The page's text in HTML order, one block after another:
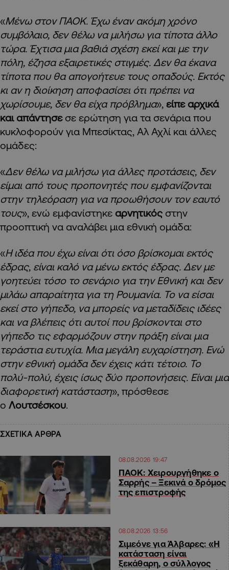
«Μένω στον ΠΑΟΚ. Έχω έναν ακόμη χρόνο
συμβόλαιο, δεν θέλω να μιλήσω για τίποτα άλλο
τώρα. Έχτισα μια βαθιά σχέση εκεί και με την
πόλη, έζησα εξαιρετικές στιγμές. Δεν θα έκανα
τίποτα που θα απογοήτευε τους οπαδούς. Εκτός
κι αν η διοίκηση αποφασίσει ότι πρέπει να
χωρίσουμε, δεν θα είχα πρόβλημα», είπε αρχικά
και απάντησεσε ερώτηση για τα σενάρια που
κυκλοφορούν για Μπεσίκτας, Αλ Αχλί και άλλες
ομάδες:
«Δεν θέλω να μιλήσω για άλλες προτάσεις, δεν
είμαι από τους προπονητές που εμφανίζονται
στην τηλεόραση για να προωθήσουν τον εαυτό
τους», ενώ εμφανίστηκε αρνητικός στην
προοπτική να αναλάβει μια εθνική ομάδα:
«Η ιδέα που έχω είναι ότι όσο βρίσκομαι εκτός
έδρας, είναι καλό να μένω εκτός έδρας. Δεν με
γοητεύει τόσο το σενάριο για την Εθνική και δεν
μιλάω απαραίτητα για τη Ρουμανία. Το να είσαι
εκεί στο γήπεδο, να μπορείς να μεταδίδεις ιδέες
και να βλέπεις ότι αυτοί που βρίσκονται στο
γήπεδο τις εφαρμόζουν στην πράξη είναι μια
τεράστια ευτυχία. Μια μεγάλη ευχαρίστηση. Ενώ
στην εθνική ομάδα δεν έχεις κάτι τέτοιο. Το
πολύ-πολύ, έχεις ίσως δύο προπονήσεις. Είναι μια
διαφορετική κατάσταση», πρόσθεσε
ο Λουτσέσκου.
ΣΧΕΤΙΚΑ ΑΡΘΡΑ
08.08.2026 19:47
ΠΑΟΚ: Χειρουργήθηκε ο
Σαρρής – Ξεκινά ο δρόμος
της επιστροφής
08.08.2026 13:56
Σιμεόνε για Άλβαρες: «Η
κατάσταση είναι
ξεκάθαρη, ο σύλλογος